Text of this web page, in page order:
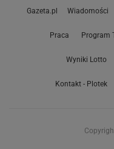
Gazeta.pl Wiadomości
Praca Program
Wyniki Lotto
Kontakt - Plotek